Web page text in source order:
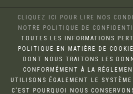
CLIQUEZ ICI POUR LIRE NOS
NOTRE POLITIQUE DE
TOUTES LES INFORMATIONS
POLITIQUE EN MATIÈRE DE
DONT NOUS TRAITONS LES
CONFORMÉMENT À LA
UTILISONS ÉGALEMENT LE
C'EST POURQUOI NOUS